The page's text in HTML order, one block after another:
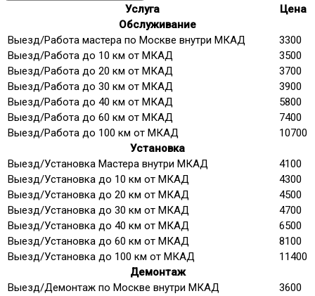
Услуга
Цена
Обслуживание
Выезд/Работа мастера по Москве внутри МКАД
3300
Выезд/Работа до 10 км от МКАД
3500
Выезд/Работа до 20 км от МКАД
3700
Выезд/Работа до 30 км от МКАД
3900
Выезд/Работа до 40 км от МКАД
5800
Выезд/Работа до 60 км от МКАД
7400
Выезд/Работа до 100 км от МКАД
10700
Установка
Выезд/Установка Мастера внутри МКАД
4100
Выезд/Установка до 10 км от МКАД
4300
Выезд/Установка до 20 км от МКАД
4500
Выезд/Установка до 30 км от МКАД
4700
Выезд/Установка до 40 км от МКАД
6500
Выезд/Установка до 60 км от МКАД
8100
Выезд/Установка до 100 км от МКАД
11400
Демонтаж
Выезд/Демонтаж по Москве внутри МКАД
3600